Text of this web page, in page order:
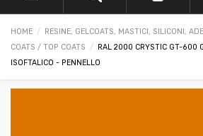
HOME RESINE, GELCOATS, MASTICI, SILICONI,
COATS / TOP COATS
RAL 2000 CRYSTIC GT-600
ISOFTALICO - PENNELLO